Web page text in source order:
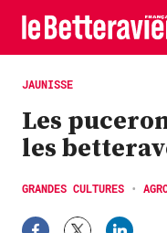
Actualités
Économie
Agronomie
Matériels
JAUNISSE
Les
les
GRANDES CULTURES •